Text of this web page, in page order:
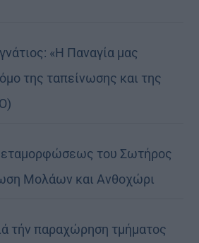
«Η Παναγία μας
της ταπείνωσης και της
του Σωτήρος
Μολάων και Ανθοχώρι
τήν παραχώρηση τμήματος